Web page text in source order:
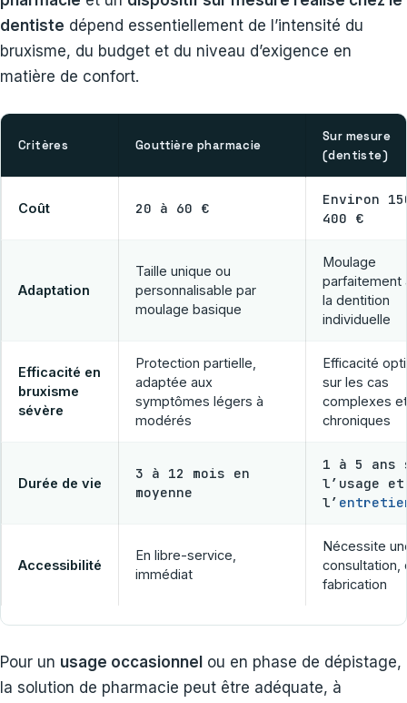
dentiste dépend essentiellement de l’intensité du
bruxisme, du budget et du niveau d’exigence en
matière de confort.
Critères Gouttière pharmacie
Sur mesure
(dentiste)
Coût 20 à 60 €
Environ
400 €
Adaptation
Taille unique ou
personnalisable par
moulage basique
Moulage
parfaitement
la dentition
individuelle
Efficacité en
bruxisme
sévère
Protection partielle,
adaptée aux
symptômes légers à
modérés
Efficacité
sur les cas
complexes et
chroniques
Durée de vie
3 à 12 mois en
moyenne
1 à 5 ans
l’usage et
l’
Accessibilité
En libre-service,
immédiat
Nécessite
consultation,
fabrication
Pour un usage occasionnel ou en phase de dépistage,
la solution de pharmacie peut être adéquate, à